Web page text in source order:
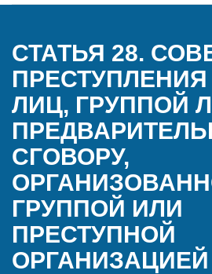
СТАТЬЯ 28.
ЛИЦ, ГРУППОЙ
СГОВОРУ,
ГРУППОЙ ИЛИ
ПРЕСТУПНОЙ
ОРГАНИЗАЦИЕЙ